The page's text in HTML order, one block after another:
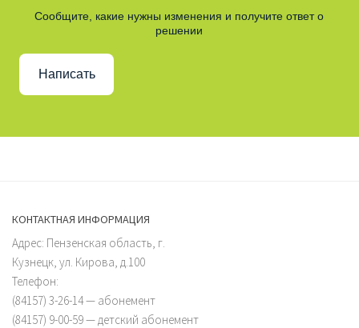
Сообщите, какие нужны изменения и получите ответ о
решении
Написать
КОНТАКТНАЯ ИНФОРМАЦИЯ
Адрес: Пензенская область, г.
Кузнецк, ул. Кирова, д.100
Телефон:
(84157) 3-26-14 — абонемент
(84157) 9-00-59 — детский абонемент